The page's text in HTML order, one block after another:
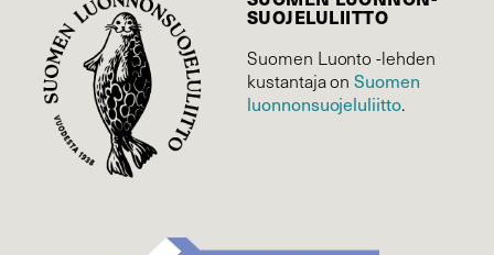
SUOJELU­LIITTO
Suomen Luonto -lehden
kustantaja onSuomen
luonnonsuojelu­liitto.